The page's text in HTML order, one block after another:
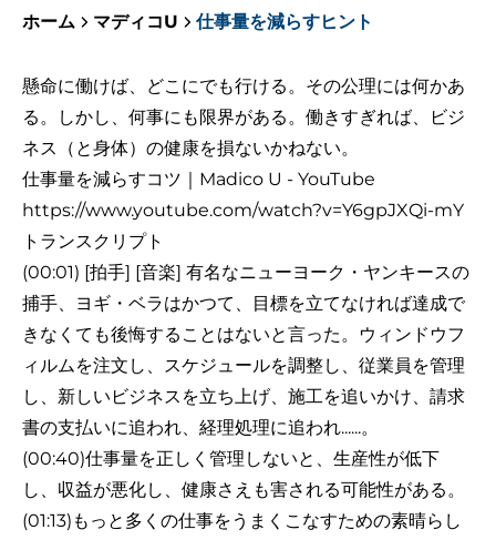
ホーム マディコU 仕事量を減らすヒント
懸命に働けば、どこにでも行ける。その公理には何かあ
る。しかし、何事にも限界がある。働きすぎれば、ビジ
ネス（と身体）の健康を損ないかねない。
仕事量を減らすコツ｜Madico U - YouTube
https://www.youtube.com/watch?v=Y6gpJXQi-mY
トランスクリプト
(00:01) [拍手] [音楽] 有名なニューヨーク・ヤンキースの
捕手、ヨギ・ベラはかつて、目標を立てなければ達成で
きなくても後悔することはないと言った。ウィンドウフ
ィルムを注文し、スケジュールを調整し、従業員を管理
し、新しいビジネスを立ち上げ、施工を追いかけ、請求
書の支払いに追われ、経理処理に追われ......。
(00:40)仕事量を正しく管理しないと、生産性が低下
し、収益が悪化し、健康さえも害される可能性がある。
(01:13)もっと多くの仕事をうまくこなすための素晴らし